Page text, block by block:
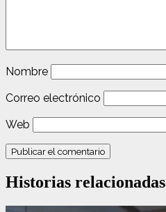
Nombre
Correo electrónico
Web
Historias relacionadas